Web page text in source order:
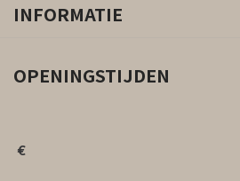
INFORMATIE
OPENINGSTIJDEN
€